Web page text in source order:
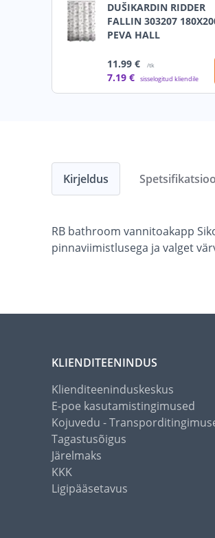
DUŠIKARDIN RIDDER
FALLIN 303207
PEVA HALL
11.99 € /tk
7.19 € sisselogitud kliendile
Kirjeldus
RB bathroom vannitoakapp
pinnaviimistlusega ja valget
KLIENDITEENINDUS
Klienditeeninduskeskus
E-poe kasutamistingimused
Kojuvedu -
Tagastusõigus
Järelmaks
KKK
Ligipääsetavus